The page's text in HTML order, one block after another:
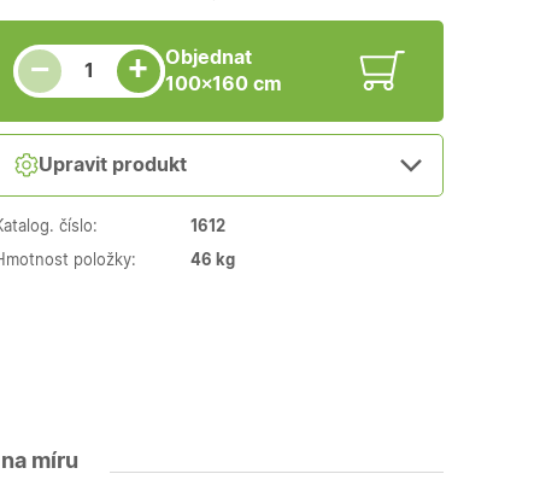
−
Snížit množství
Počet kusů +
Zvýšit množství
Objednat
100×160 cm
Upravit produkt
číslo: 1612
položky: 46 kg
míru